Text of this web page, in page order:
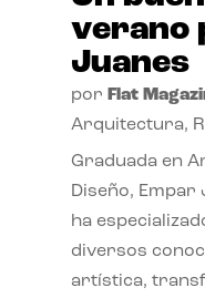
verano
Juanes
por Flat
Arquitectura,
Graduada en
Diseño, Empar
ha
diversos
artística,